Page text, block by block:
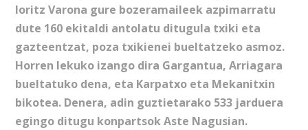
Ioritz Varona gure bozeramaileek azpimarratu
dute 160 ekitaldi antolatu ditugula txiki eta
gazteentzat, poza txikienei bueltatzeko asmoz.
Horren lekuko izango dira Gargantua, Arriagara
bueltatuko dena, eta Karpatxo eta Mekanitxin
bikotea. Denera, adin guztietarako 533 jarduera
egingo ditugu konpartsok Aste Nagusian.